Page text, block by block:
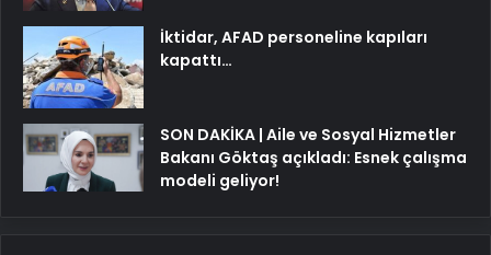
İktidar, AFAD personeline kapıları
kapattı…
SON DAKİKA | Aile ve Sosyal Hizmetler
Bakanı Göktaş açıkladı: Esnek çalışma
modeli geliyor!